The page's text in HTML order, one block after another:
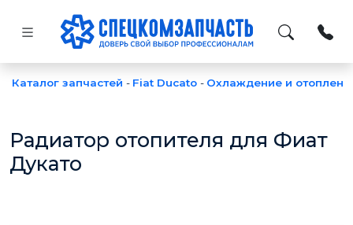
Каталог запчастей - Fiat Ducato - Охлаждение и
Радиатор отопителя для Фиат
Дукато